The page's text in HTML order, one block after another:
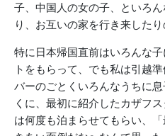
子、中国人の女の子、といろ
り、お互いの家を行き来した
特に日本帰国直前はいろんな
トをもらって、でも私は引越
バーのごとくいろんなうちに
くに、最初に紹介したカザフ
は何度も泊まらせてもらい、